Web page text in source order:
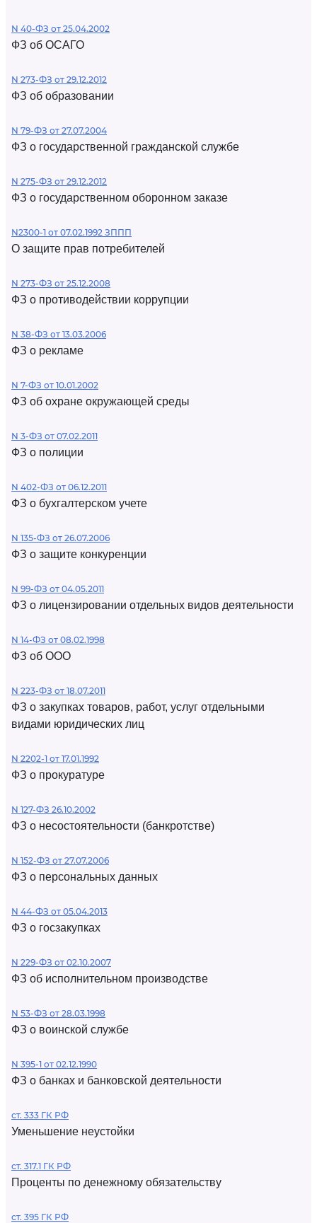
N 40-ФЗ от 25.04.2002
ФЗ об ОСАГО
N 273-ФЗ от 29.12.2012
ФЗ об образовании
N 79-ФЗ от 27.07.2004
ФЗ о государственной гражданской службе
N 275-ФЗ от 29.12.2012
ФЗ о государственном оборонном заказе
N2300-1 от 07.02.1992 ЗППП
О защите прав потребителей
N 273-ФЗ от 25.12.2008
ФЗ о противодействии коррупции
N 38-ФЗ от 13.03.2006
ФЗ о рекламе
N 7-ФЗ от 10.01.2002
ФЗ об охране окружающей среды
N 3-ФЗ от 07.02.2011
ФЗ о полиции
N 402-ФЗ от 06.12.2011
ФЗ о бухгалтерском учете
N 135-ФЗ от 26.07.2006
ФЗ о защите конкуренции
N 99-ФЗ от 04.05.2011
ФЗ о лицензировании отдельных видов деятельности
N 14-ФЗ от 08.02.1998
ФЗ об ООО
N 223-ФЗ от 18.07.2011
ФЗ о закупках товаров, работ, услуг отдельными
видами юридических лиц
N 2202-1 от 17.01.1992
ФЗ о прокуратуре
N 127-ФЗ 26.10.2002
ФЗ о несостоятельности (банкротстве)
N 152-ФЗ от 27.07.2006
ФЗ о персональных данных
N 44-ФЗ от 05.04.2013
ФЗ о госзакупках
N 229-ФЗ от 02.10.2007
ФЗ об исполнительном производстве
N 53-ФЗ от 28.03.1998
ФЗ о воинской службе
N 395-1 от 02.12.1990
ФЗ о банках и банковской деятельности
ст. 333 ГК РФ
Уменьшение неустойки
ст. 317.1 ГК РФ
Проценты по денежному обязательству
ст. 395 ГК РФ